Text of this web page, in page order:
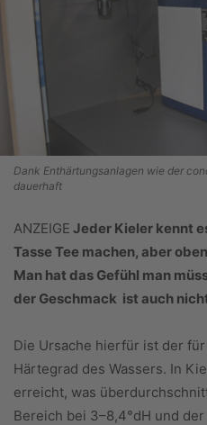
Dank Enthärtungsanlagen wie der
dauerhaft
ANZEIGE Jeder Kieler kennt
Tasse Tee machen, aber
Man hat das Gefühl man
der Geschmack ist auch
Die Ursache hierfür ist der
Härtegrad des Wassers. In
erreicht, was
Bereich bei 3–8,4°dH und